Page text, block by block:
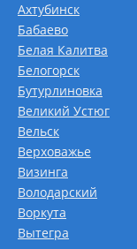
Ахтубинск
Бабаево
Белая Калитва
Белогорск
Бутурлиновка
Великий Устюг
Вельск
Верховажье
Визинга
Володарский
Воркута
Вытегра